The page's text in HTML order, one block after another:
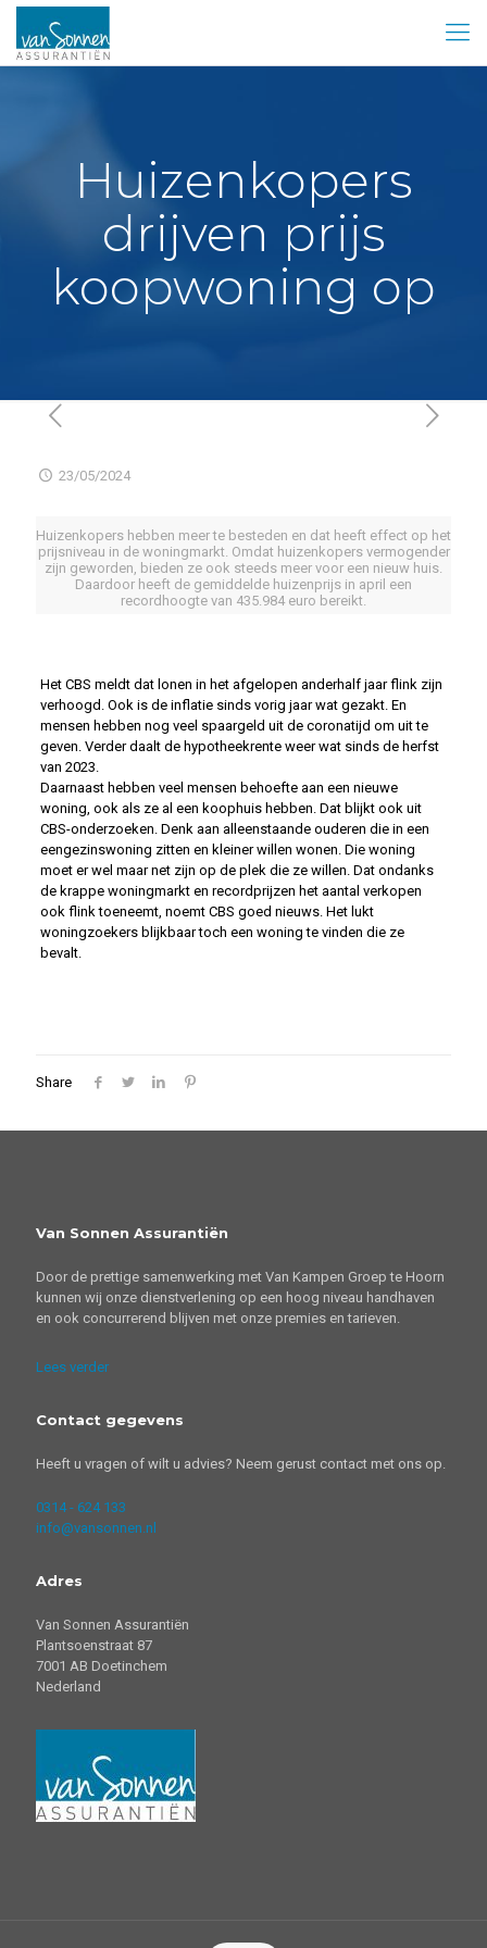
Huizenkopers
drijven prijs
koopwoning op
23/05/2024
Huizenkopers hebben meer te besteden en dat heeft effect op het
prijsniveau in de woningmarkt. Omdat huizenkopers vermogender
zijn geworden, bieden ze ook steeds meer voor een nieuw huis.
Daardoor heeft de gemiddelde huizenprijs in april een
recordhoogte van 435.984 euro bereikt.
Het CBS meldt dat lonen in het afgelopen anderhalf jaar flink zijn
verhoogd. Ook is de inflatie sinds vorig jaar wat gezakt. En
mensen hebben nog veel spaargeld uit de coronatijd om uit te
geven. Verder daalt de hypotheekrente weer wat sinds de herfst
van 2023.
Daarnaast hebben veel mensen behoefte aan een nieuwe
woning, ook als ze al een koophuis hebben. Dat blijkt ook uit
CBS-onderzoeken. Denk aan alleenstaande ouderen die in een
eengezinswoning zitten en kleiner willen wonen. Die woning
moet er wel maar net zijn op de plek die ze willen. Dat ondanks
de krappe woningmarkt en recordprijzen het aantal verkopen
ook flink toeneemt, noemt CBS goed nieuws. Het lukt
woningzoekers blijkbaar toch een woning te vinden die ze
bevalt.
Share
Van Sonnen Assurantiën
Door de prettige samenwerking met Van Kampen Groep te Hoorn
kunnen wij onze dienstverlening op een hoog niveau handhaven
en ook concurrerend blijven met onze premies en tarieven.
Lees verder
Contact gegevens
Heeft u vragen of wilt u advies? Neem gerust contact met ons op.
0314 - 624 133
info@vansonnen.nl
Adres
Van Sonnen Assurantiën
Plantsoenstraat 87
7001 AB Doetinchem
Nederland